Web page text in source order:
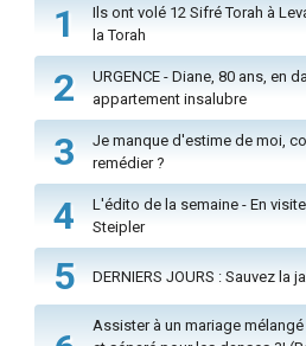
1
Ils ont volé 12 Sifré Torah à
la Torah
2
URGENCE - Diane, 80 ans, en
appartement insalubre
3
Je manque d'estime de moi,
remédier ?
4
L'édito de la semaine - En
Steipler
5 DERNIERS JOURS : Sauvez la
Assister à un mariage